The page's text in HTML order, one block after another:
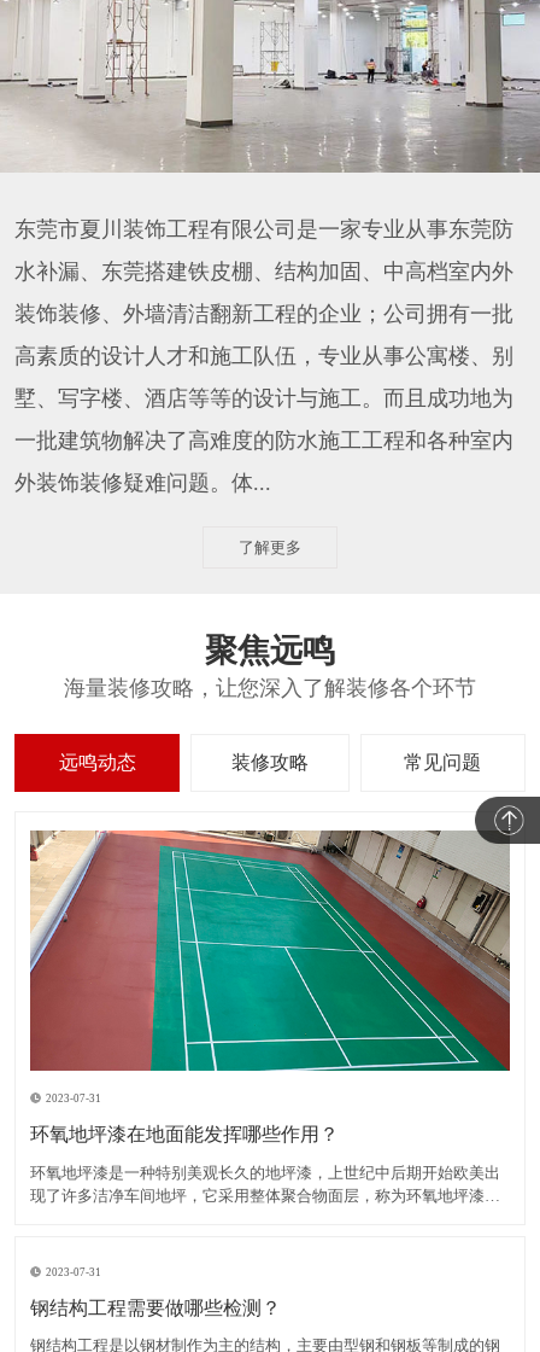
东莞市夏川装饰工程有限公司是一家专业从事东莞防
水补漏、东莞搭建铁皮棚、结构加固、中高档室内外
装饰装修、外墙清洁翻新工程的企业；公司拥有一批
高素质的设计人才和施工队伍，专业从事公寓楼、别
墅、写字楼、酒店等等的设计与施工。而且成功地为
一批建筑物解决了高难度的防水施工工程和各种室内
外装饰装修疑难问题。体...
了解更多
聚焦远鸣
海量装修攻略，让您深入了解装修各个环节
远鸣动态 装修攻略 常见问题
2023-07-31
环氧地坪漆在地面能发挥哪些作用？
环氧地坪漆是一种特别美观长久的地坪漆，上世纪中后期开始欧美出
现了许多洁净车间地坪，它采用整体聚合物面层，称为环氧地坪漆，
色比较丰富，而且是有一定的亮泽度的，所以可以给人一种视觉
2023-07-31
钢结构工程需要做哪些检测？
钢结构工程是以钢材制作为主的结构，主要由型钢和钢板等制成的钢